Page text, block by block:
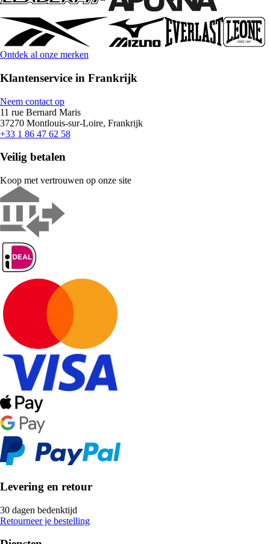
Ontdek al onze merken
Klantenservice in Frankrijk
Neem contact op
11 rue Bernard Maris
37270 Montlouis-sur-Loire, Frankrijk
+33 1 86 47 62 58
Veilig betalen
Koop met vertrouwen op onze site
Levering en retour
30 dagen bedenktijd
Retourneer je bestelling